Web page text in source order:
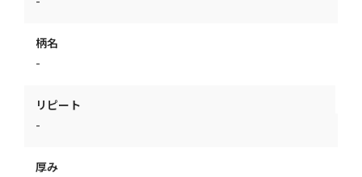
柄名
-
リピート
-
厚み